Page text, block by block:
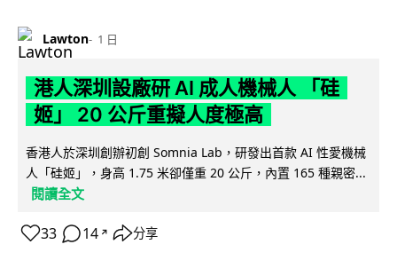
Lawton 1 日
港人深圳設廠研 AI 成人機械人 「硅
姬」 20 公斤重擬人度極高
香港人於深圳創辦初創 Somnia Lab，研發出首款 AI 性愛機械
人「硅姬」，身高 1.75 米卻僅重 20 公斤，內置 165 種親密...
閱讀全文
33 14 ↗ 分享